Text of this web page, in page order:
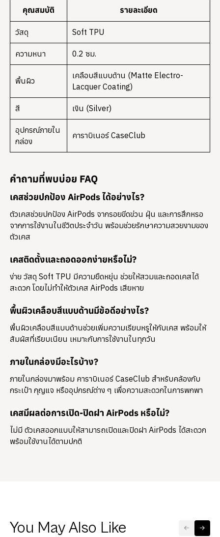
คุณสมบัติ รายละเอียด
วัสดุ Soft TPU
ความหนา 0.2 ซม.
พื้นผิว
เคลือบสีแบบด้าน (Matte Electro-
Lacquer Coating)
สี เงิน (Silver)
อุปกรณ์ภายใน
กล่อง
คาราบิเนอร์ CaseClub
คำถามที่พบบ่อย FAQ
เคสช่วยปกป้อง AirPods ได้อย่างไร?
ตัวเคสช่วยปกป้อง AirPods จากรอยขีดข่วน ฝุ่น และการสึกหรอ
จากการใช้งานในชีวิตประจำวัน พร้อมช่วยรักษาความสวยงามของ
ตัวเคส
เคสติดตั้งและถอดออกง่ายหรือไม่?
ง่าย วัสดุ Soft TPU มีความยืดหยุ่น ช่วยให้สวมและถอดเคสได้
สะดวก โดยไม่ทำให้ตัวเคส AirPods เสียหาย
พื้นผิวเคลือบสีแบบด้านมีข้อดีอย่างไร?
พื้นผิวเคลือบสีแบบด้านช่วยเพิ่มความเรียบหรูให้กับเคส พร้อมให้
สัมผัสที่เรียบเนียน เหมาะกับการใช้งานในทุกวัน
ภายในกล่องมีอะไรบ้าง?
ภายในกล่องมาพร้อม คาราบิเนอร์ CaseClub สำหรับคล้องกับ
กระเป๋า กุญแจ หรืออุปกรณ์ต่าง ๆ เพื่อความสะดวกในการพกพา
เคสมีผลต่อการเปิด-ปิดฝา AirPods หรือไม่?
ไม่มี ตัวเคสออกแบบให้สามารถเปิดและปิดฝา AirPods ได้สะดวก
พร้อมใช้งานได้ตามปกติ
You May Also Like